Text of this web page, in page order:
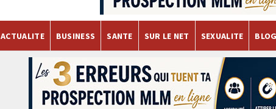
ACTUALITE BUSINESS SANTE SUR LE NET SEXUALITE